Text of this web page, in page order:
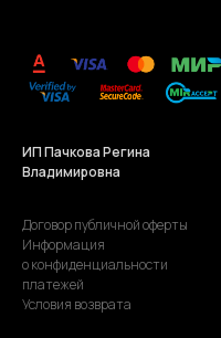
ИП Пачкова Регина
Владимировна
Договор публичной оферты
Информация
о конфиденциальности
платежей
Условия возврата